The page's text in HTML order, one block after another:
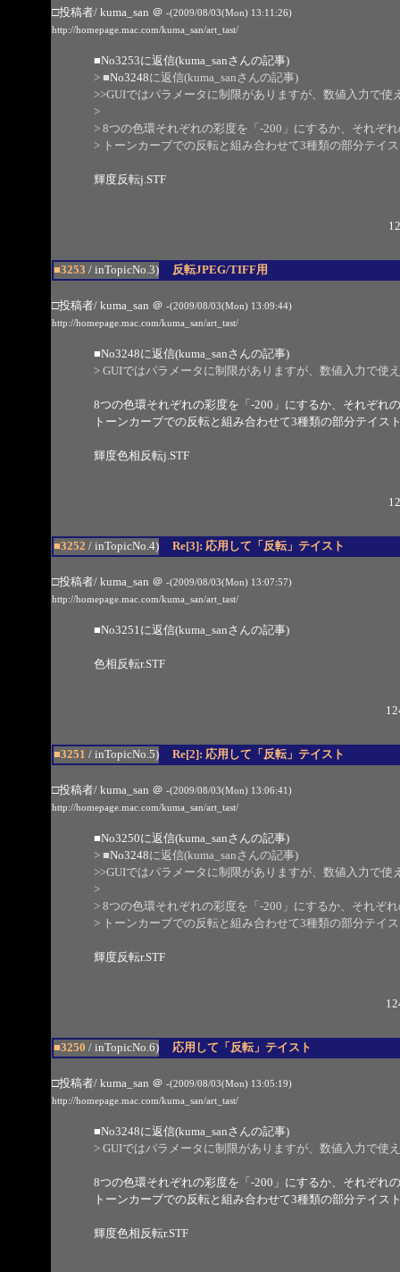
□投稿者/ kuma_san ＠ -(2009/08/03(Mon) 13:11:26)
http://homepage.mac.com/kuma_san/art_tast/
■No3253に返信(kuma_sanさんの記事)
> ■No3248に返信(kuma_sanさんの記事)
>>GUIではパラメータに制限がありますが、数値入力で使
>
> 8つの色環それぞれの彩度を「-200」にするか、それぞ
> トーンカーブでの反転と組み合わせて3種類の部分テイ
輝度反転j.STF
■3253 / inTopicNo.3) 反転JPEG/TIFF用
□投稿者/ kuma_san ＠ -(2009/08/03(Mon) 13:09:44)
http://homepage.mac.com/kuma_san/art_tast/
■No3248に返信(kuma_sanさんの記事)
> GUIではパラメータに制限がありますが、数値入力で使
8つの色環それぞれの彩度を「-200」にするか、それぞれ
トーンカーブでの反転と組み合わせて3種類の部分テイス
輝度色相反転j.STF
■3252 / inTopicNo.4) Re[3]: 応用して「反転」テイスト
□投稿者/ kuma_san ＠ -(2009/08/03(Mon) 13:07:57)
http://homepage.mac.com/kuma_san/art_tast/
■No3251 に返信(kuma_sanさんの記事)
色相反転r.STF
■3251 / inTopicNo.5) Re[2]: 応用して「反転」テイスト
□投稿者/ kuma_san ＠ -(2009/08/03(Mon) 13:06:41)
http://homepage.mac.com/kuma_san/art_tast/
■No3250に返信(kuma_sanさんの記事)
> ■No3248に返信(kuma_sanさんの記事)
>>GUIではパラメータに制限がありますが、数値入力で使
>
> 8つの色環それぞれの彩度を「-200」にするか、それぞ
> トーンカーブでの反転と組み合わせて3種類の部分テイ
輝度反転r.STF
■3250 / inTopicNo.6) 応用して「反転」テイスト
□投稿者/ kuma_san ＠ -(2009/08/03(Mon) 13:05:19)
http://homepage.mac.com/kuma_san/art_tast/
■No3248に返信(kuma_sanさんの記事)
> GUIではパラメータに制限がありますが、数値入力で使
8つの色環それぞれの彩度を「-200」にするか、それぞれ
トーンカーブでの反転と組み合わせて3種類の部分テイス
輝度色相反転r.STF